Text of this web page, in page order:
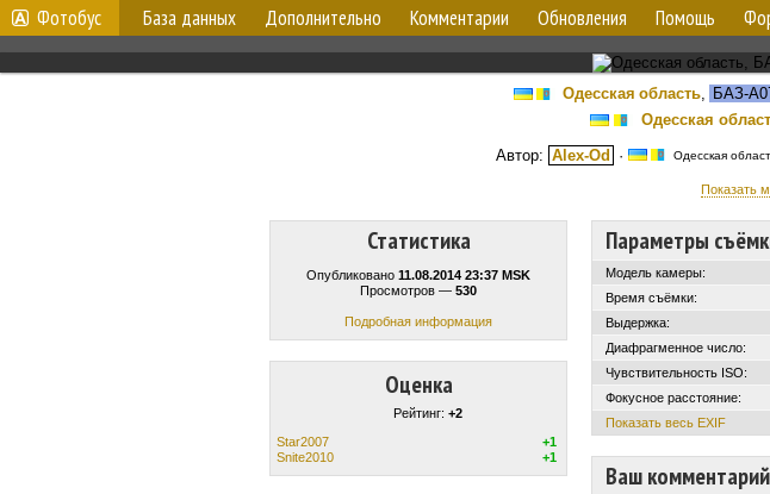
Фотобус База данных Дополнительно Комментарии Обновления Помощь
Одесская область, БАЗ-
Одесская
Автор: Alex-Od · Одесская
Показать
Статистика
Опубликовано 11.08.2014 23:37 MSK
Просмотров — 530
Подробная информация
Оценка
Рейтинг: +2
Star2007
+1
Snite2010
+1
Параметры
Модель камеры:
Время съёмки:
Выдержка:
Диафрагменное число:
Чувствительность ISO:
Фокусное расстояние:
Показать весь EXIF
Ваш комментарий